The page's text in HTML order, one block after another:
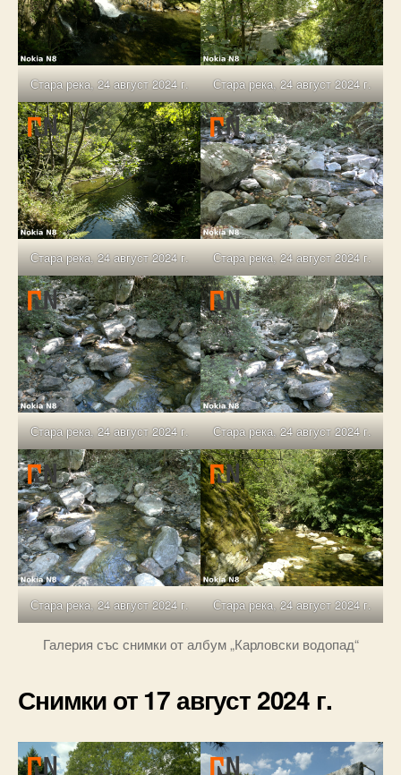
Стара река, 24 август 2024 г. Стара река, 24 август 2024 г.
Стара река, 24 август 2024 г. Стара река, 24 август 2024 г.
Стара река, 24 август 2024 г. Стара река, 24 август 2024 г.
Стара река, 24 август 2024 г. Стара река, 24 август 2024 г.
Галерия със снимки от албум „Карловски водопад“
Снимки от 17 август 2024 г.